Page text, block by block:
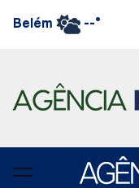
Belém --°